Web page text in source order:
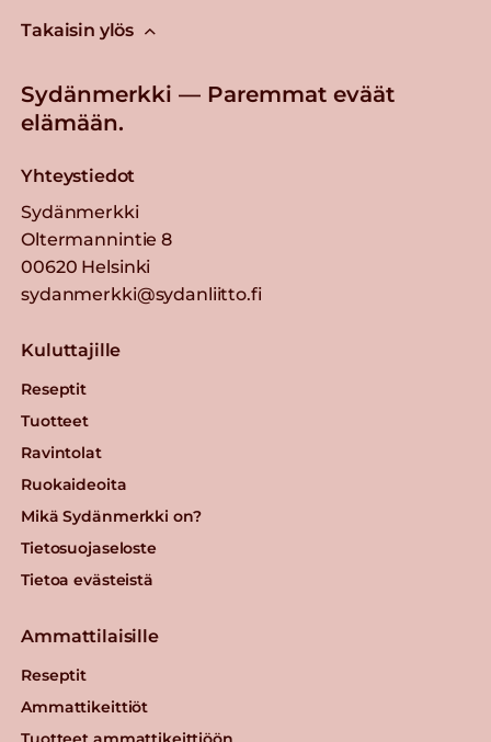
Takaisin ylös
Sydänmerkki — Paremmat eväät
elämään.
Yhteystiedot
Sydänmerkki
Oltermannintie 8
00620 Helsinki
sydanmerkki@sydanliitto.fi
Kuluttajille
Reseptit
Tuotteet
Ravintolat
Ruokaideoita
Mikä Sydänmerkki on?
Tietosuojaseloste
Tietoa evästeistä
Ammattilaisille
Reseptit
Ammattikeittiöt